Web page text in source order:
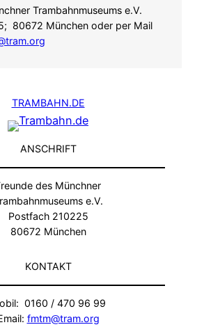
Trambahnmuseums e.V.
80672 München oder per Mail
TRAMBAHN.DE
ANSCHRIFT
des Münchner
e.V.
Postfach 210225
80672 München
KONTAKT
0160 / 470 96 99
fmtm@tram.org